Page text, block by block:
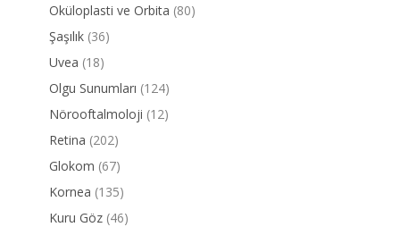
Oküloplasti ve Orbita (80)
Şaşılık (36)
Uvea (18)
Olgu Sunumları (124)
Nörooftalmoloji (12)
Retina (202)
Glokom (67)
Kornea (135)
Kuru Göz (46)